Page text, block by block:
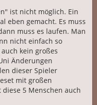
ist nicht möglich. Ein
eben gemacht. Es muss
muss es laufen. Man
nicht einfach so
kein großes
Änderungen
dieser Spieler
mit großen
5 Menschen auch